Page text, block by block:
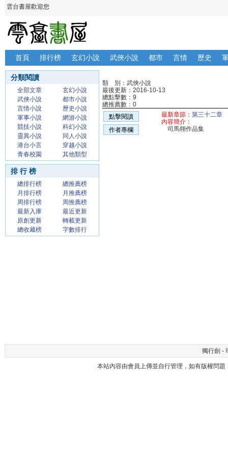
雲台書屋歡迎您
首頁 排行榜 玄幻小說 武俠小說 都市 言情 歷史
分類閱讀
全部文章
玄幻小說
武俠小說
都市小說
言情小說
歷史小說
軍事小說
網游小說
競技小說
科幻小說
靈異小說
同人小說
港台小言
穿越小說
青春校園
其他類型
排 行 榜
總排行榜
總推薦榜
月排行榜
月推薦榜
周排行榜
周推薦榜
最新入庫
最近更新
原創更新
轉載更新
總收藏榜
字數排行
類 別：武俠小說
最後更新：2016-10-13
總點擊數：9
總推薦數：0
點擊閱讀
作者專欄
最新章節： 第三十二章
內容簡介：
司馬翎作品集
獨行劍 -
本站內容由會員上傳並自行管理，如有版權問